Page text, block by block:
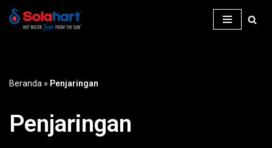
Beranda » Penjaringan
Penjaringan